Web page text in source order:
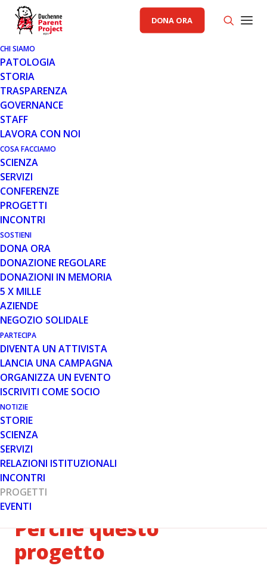
DONA ORA
CHI SIAMO
PATOLOGIA
STORIA
TRASPARENZA
GOVERNANCE
STAFF
LAVORA CON NOI
COSA FACCIAMO
SCIENZA
SERVIZI
CONFERENZE
PROGETTI
INCONTRI
SOSTIENI
DONA ORA
DONAZIONE REGOLARE
DONAZIONI IN MEMORIA
5 X MILLE
AZIENDE
NEGOZIO SOLIDALE
PARTECIPA
DIVENTA UN ATTIVISTA
LANCIA UNA CAMPAGNA
ORGANIZZA UN EVENTO
ISCRIVITI COME SOCIO
NOTIZIE
STORIE
SCIENZA
SERVIZI
RELAZIONI ISTITUZIONALI
INCONTRI
PROGETTI
EVENTI
NOTIZIE, PROGETTI
13 GEN 2026
PROGETTO FISIO UP: IL
RACCONTO DEI PARTECIPANTI
Proseguono le attività di Fisio Up, progetto aps dedicato
alla fisioterapia per pazienti con distrofia muscolare di
Duchenne e Becker in Toscana, curato da
Project aps
Fiorenzo Fratini.
Perché questo
progetto